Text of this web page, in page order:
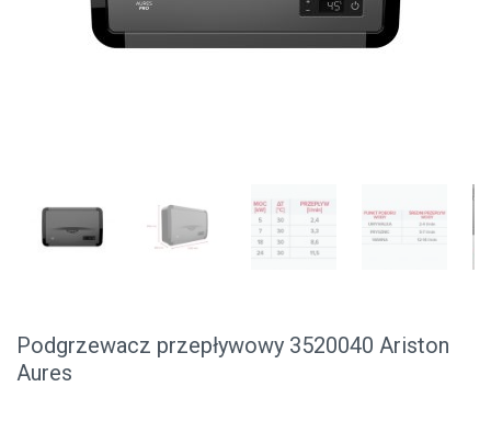
Podgrzewacz przepływowy 3520040 Ariston
Aures